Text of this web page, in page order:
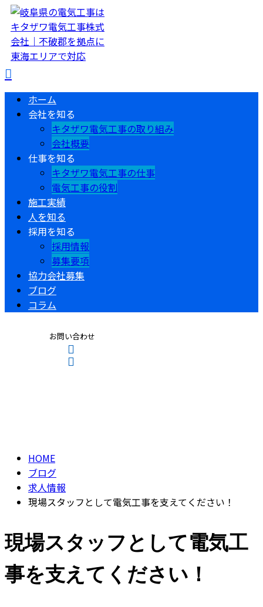
ホーム
会社を知る
キタザワ電気工事の取り組み
会社概要
仕事を知る
キタザワ電気工事の仕事
電気工事の役割
施工実績
人を知る
採用を知る
採用情報
募集要項
協力会社募集
ブログ
コラム
お問い合わせ
HOME
ブログ
求人情報
現場スタッフとして電気工事を支えてください！
現場スタッフとして電気工
事を支えてください！